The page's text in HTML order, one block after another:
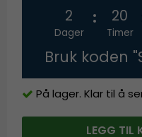
2
Dager
20
Timer
Bruk koden
På lager. Klar til å
LEGG TIL